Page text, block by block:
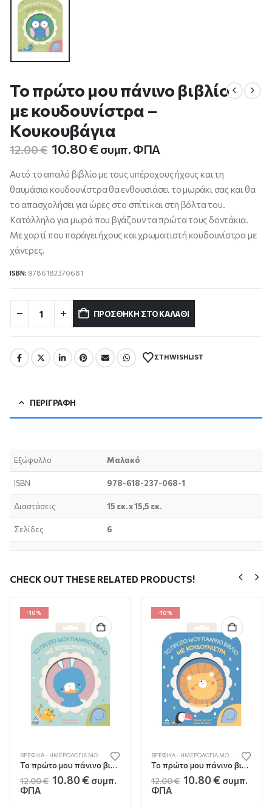
Το πρώτο μου πάνινο βιβλίο
με κουδουνίστρα –
Κουκουβάγια
12.00€ Original
was:
12.00 €.
10.80€Η
τρέχουσα
τιμή
είναι:
10.80 €.
συμπ. ΦΠΑ
Αυτό το απαλό βιβλίο με τους υπέροχους ήχους και τη
θαυμάσια κουδουνίστρα θα ενθουσιάσει το μωράκι σας και θα
το απασχολήσει για ώρες στο σπίτι και στη βόλτα του.
Κατάλληλο για μωρά που βγάζουν τα πρώτα τους δοντάκια.
Με χαρτί που παράγει ήχους και χρωματιστή κουδουνίστρα με
χάντρες.
ISBN: 9786182370681
ΠΡΟΣΘΉΚΗ ΣΤΟ ΚΑΛΆΘΙ
ΣΤΗ WISHLIST
ΠΕΡΙΓΡΑΦΉ
Εξώφυλλο Μαλακό
ISBN 978-618-237-068-1
Διαστάσεις 15 εκ. x 15,5 εκ.
Σελίδες 6
CHECK OUT THESE RELATED PRODUCTS!
- ΚΑΡΤΟΝΈ
-10%
,ΒΡΕΦΙΚΆ - ΚΑΡΤΟΝΈ
Το πρώτο μου πάνινο βιβλίο με κουδουνίστρα – Κουνελάκι
12.00€ Original
10.80€Η
τρέχουσα
συμπ.
ΦΠΑ
-10%
,ΒΡΕΦΙΚΆ
Το πρώτο μου πάνινο βιβλίο με κουδουνίστρα – Λιοντάρι
12.00€ Original
10.80€Η
τρέχουσα
συμπ.
ΦΠΑ